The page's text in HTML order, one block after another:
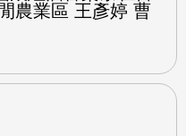
農業區 王彥婷 曹